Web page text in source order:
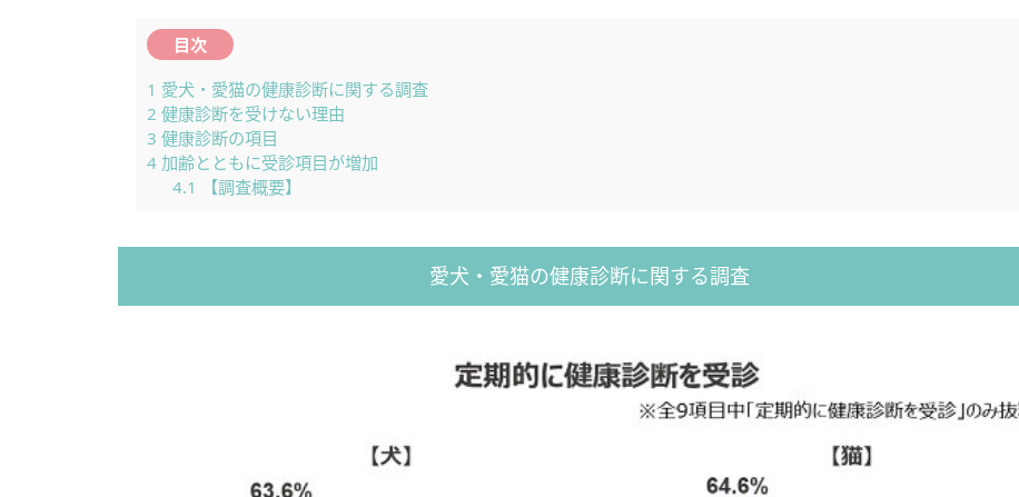
目次
1 愛犬・愛猫の健康診断に関する調査
2 健康診断を受けない理由
3 健康診断の項目
4 加齢とともに受診項目が増加
4.1
【調査概要】
愛犬・愛猫の健康診断に関する調査